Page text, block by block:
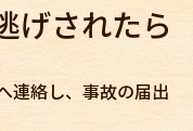
げされたら
連絡し、事故の届出